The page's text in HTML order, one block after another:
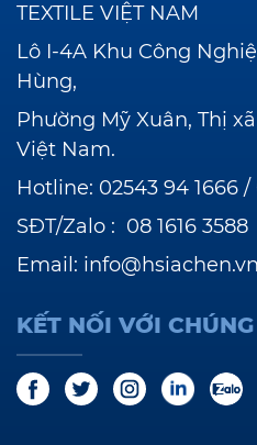
TEXTILE VIỆT NAM
Lô I-4A Khu Công
Hùng,
Phường Mỹ Xuân, Thị
Việt Nam.
Hotline: 02543 94 1666 /
SĐT/Zalo : 08 1616 3588
Email: info@hsiachen.vn
KẾT NỐI VỚI